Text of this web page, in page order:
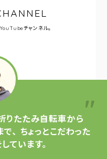
YouTubeチャンネル。
りたたみ自転車から
、 ちょっとこだわった
ています。